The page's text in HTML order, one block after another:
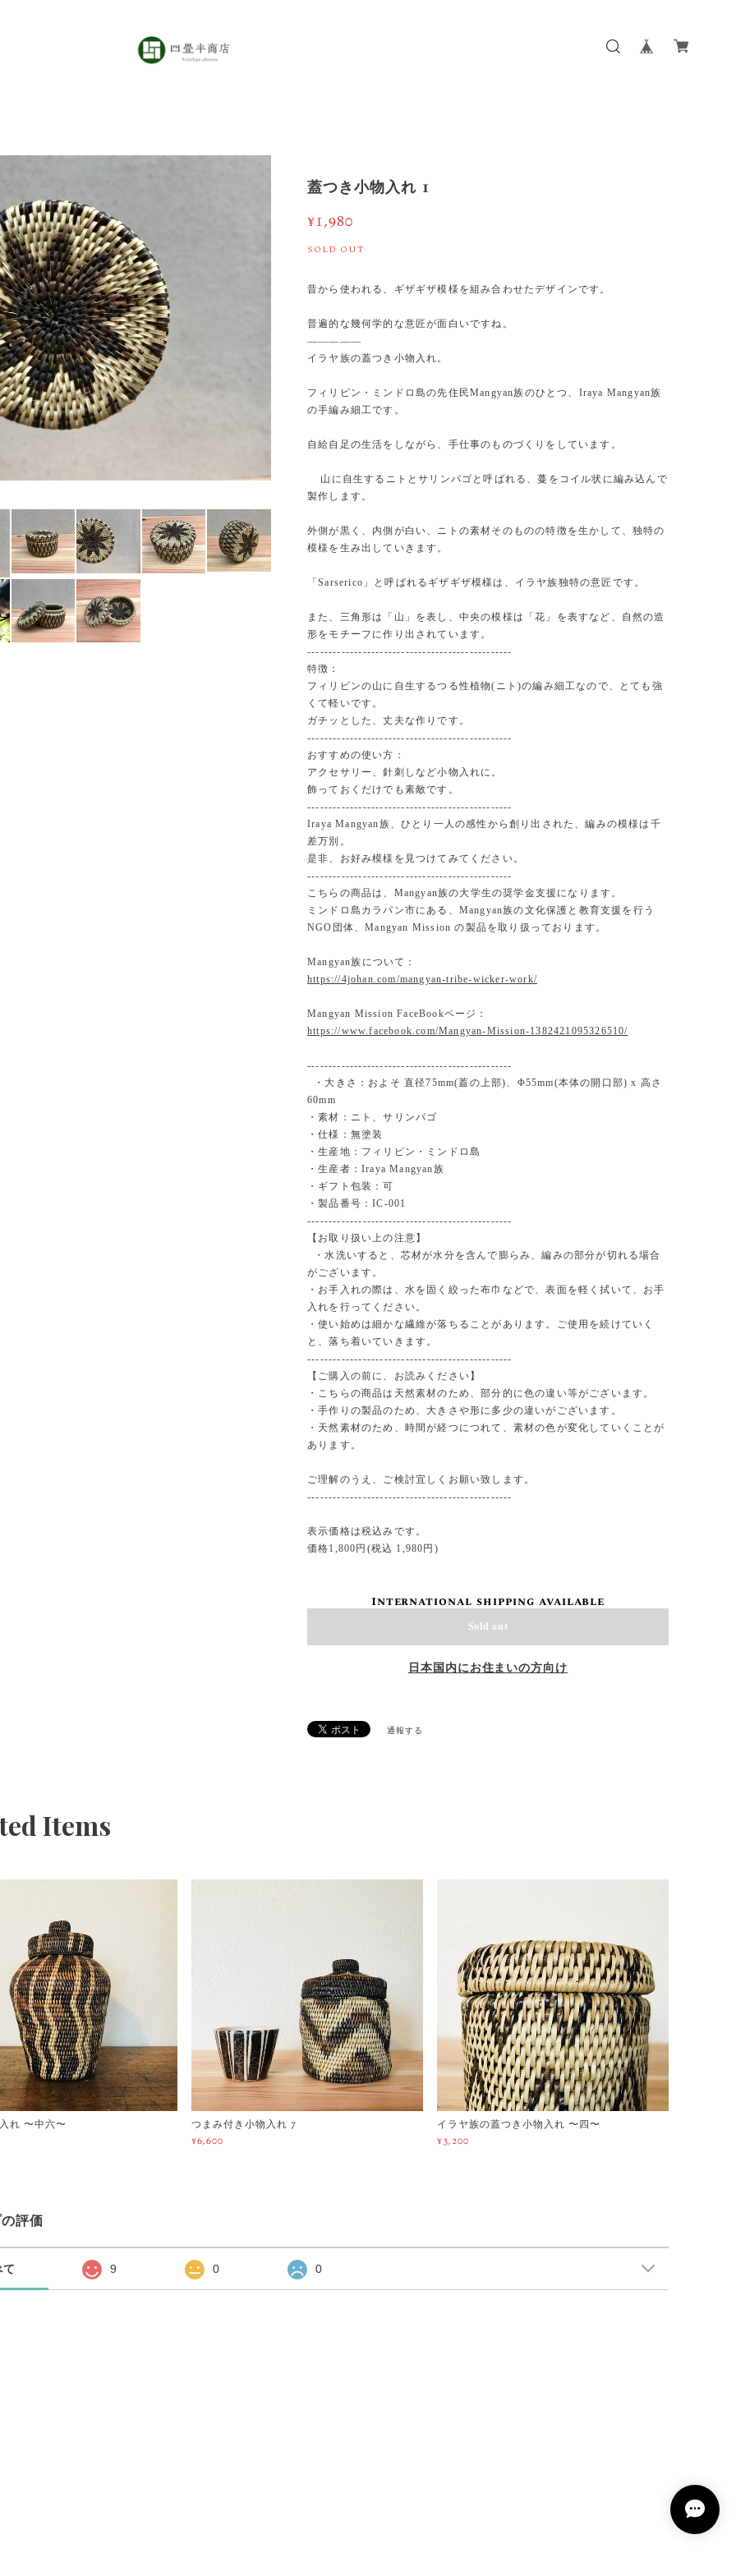
蓋つき小物入れ 1
¥1,980
SOLD OUT
昔から使われる、ギザギザ模様を組み合わせたデザインです。
普遍的な幾何学的な意匠が面白いですね。
—————
イラヤ族の蓋つき小物入れ。
フィリピン・ミンドロ島の先住民Mangyan族のひとつ、Iraya Mangyan族
の手編み細工です。
自給自足の生活をしながら、手仕事のものづくりをしています。
山に自生するニトとサリンパゴと呼ばれる、蔓をコイル状に編み込んで
製作します。
外側が黒く、内側が白い、ニトの素材そのものの特徴を生かして、独特の
模様を生み出していきます。
「Sarserico」と呼ばれるギザギザ模様は、イラヤ族独特の意匠です。
また、三角形は「山」を表し、中央の模様は「花」を表すなど、自然の造
形をモチーフに作り出されています。
------------------------------------------------
特徴：
フィリピンの山に自生するつる性植物(ニト)の編み細工なので、とても強
くて軽いです。
ガチッとした、丈夫な作りです。
------------------------------------------------
おすすめの使い方：
アクセサリー、針刺しなど小物入れに。
飾っておくだけでも素敵です。
------------------------------------------------
Iraya Mangyan族、ひとり一人の感性から創り出された、編みの模様は千
差万別。
是非、お好み模様を見つけてみてください。
------------------------------------------------
こちらの商品は、Mangyan族の大学生の奨学金支援になります。
ミンドロ島カラパン市にある、Mangyan族の文化保護と教育支援を行う
NGO団体、Mangyan Mission の製品を取り扱っております。
Mangyan族について：
https://4johan.com/mangyan-tribe-wicker-work/
Mangyan Mission FaceBookページ：
https://www.facebook.com/Mangyan-Mission-1382421095326510/
------------------------------------------------
・大きさ：およそ 直径75mm(蓋の上部)、Φ55mm(本体の開口部) x 高さ
60mm
・素材：ニト、サリンパゴ
・仕様：無塗装
・生産地：フィリピン・ミンドロ島
・生産者：Iraya Mangyan族
・ギフト包装：可
・製品番号：IC-001
------------------------------------------------
【お取り扱い上の注意】
・水洗いすると、芯材が水分を含んで膨らみ、編みの部分が切れる場合
がございます。
・お手入れの際は、水を固く絞った布巾などで、表面を軽く拭いて、お手
入れを行ってください。
・使い始めは細かな繊維が落ちることがあります。ご使用を続けていく
と、落ち着いていきます。
------------------------------------------------
【ご購入の前に、お読みください】
・こちらの商品は天然素材のため、部分的に色の違い等がございます。
・手作りの製品のため、大きさや形に多少の違いがございます。
・天然素材のため、時間が経つにつれて、素材の色が変化していくことが
あります。
ご理解のうえ、ご検討宜しくお願い致します。
------------------------------------------------
表示価格は税込みです。
価格1,800円(税込 1,980円)
International shipping available
Sold out
日本国内にお住まいの方向け
通報する
Items
れ 〜中六〜
つまみ付き小物入れ 7
¥6,600
イラヤ族の蓋つき小物入れ 〜四〜
¥3,200
評価
て 9 0 0